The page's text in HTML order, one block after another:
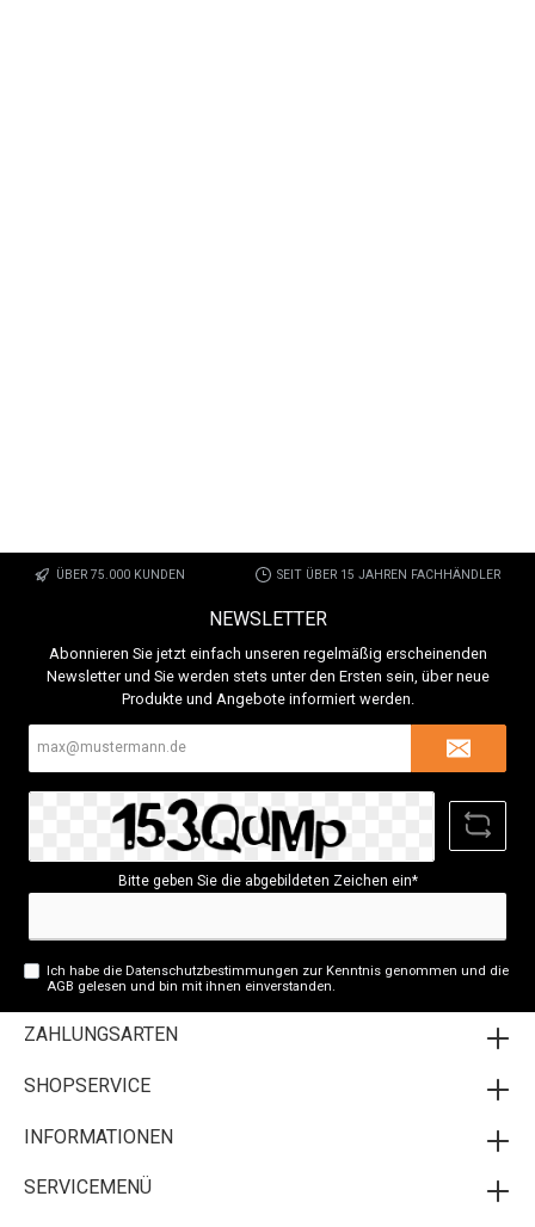
ÜBER 75.000 KUNDEN SEIT ÜBER 15 JAHREN FACHHÄNDLER
NEWSLETTER
Abonnieren Sie jetzt einfach unseren regelmäßig erscheinenden
Newsletter und Sie werden stets unter den Ersten sein, über neue
Produkte und Angebote informiert werden.
Bitte geben Sie die abgebildeten Zeichen ein*
Ich habe dieDatenschutzbestimmungen zur Kenntnis genommen und die
AGB gelesen und bin mit ihnen einverstanden.
ZAHLUNGSARTEN
SHOPSERVICE
INFORMATIONEN
SERVICEMENÜ